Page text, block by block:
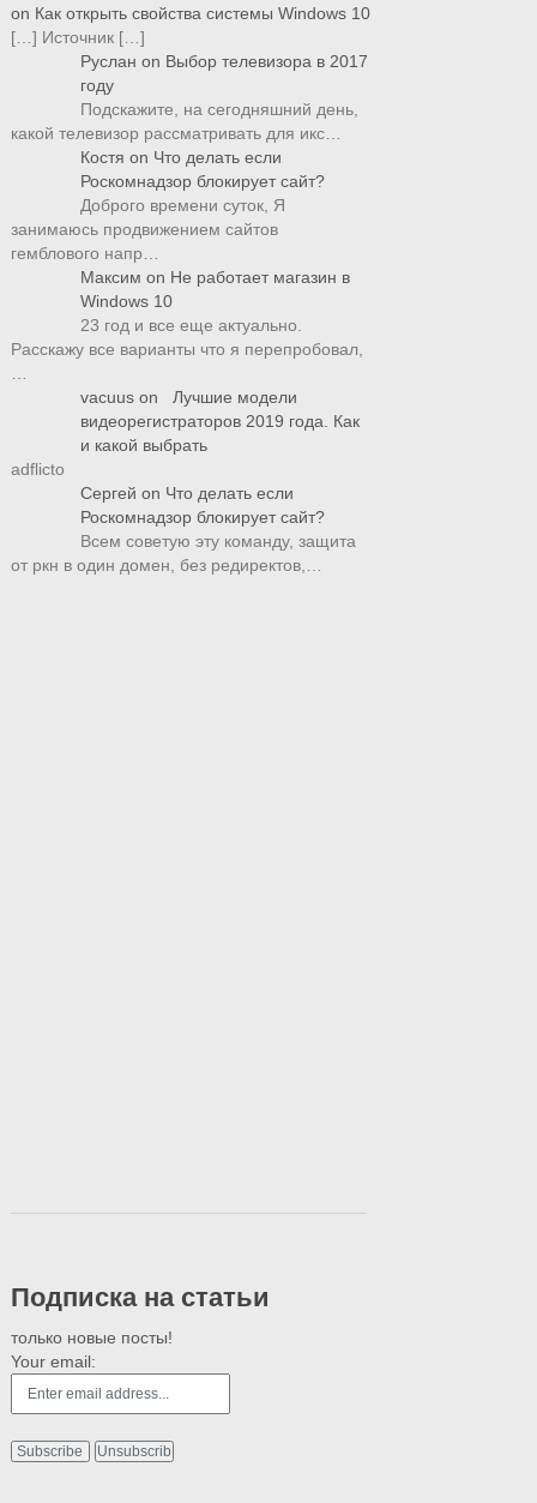
on Как открыть свойства системы Windows 10
[…] Источник […]
Руслан on Выбор телевизора в 2017
году
Подскажите, на сегодняшний день,
какой телевизор рассматривать для икс…
Костя on Что делать если
Роскомнадзор блокирует сайт?
Доброго времени суток, Я
занимаюсь продвижением сайтов
гемблового напр…
Максим on Не работает магазин в
Windows 10
23 год и все еще актуально.
Расскажу все варианты что я перепробовал,
vacuus on
Лучшие модели
видеорегистраторов 2019 года. Как
и какой выбрать
adflicto
Сергей on Что делать если
Роскомнадзор блокирует сайт?
Всем советую эту команду, защита
от ркн в один домен, без редиректов,…
Подписка на статьи
только новые посты!
Your email: